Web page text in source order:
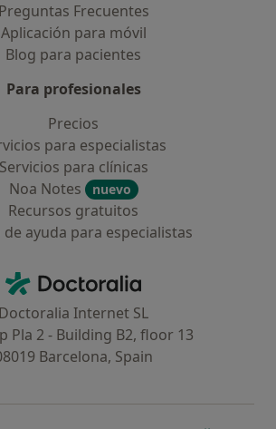
Preguntas Frecuentes
Aplicación para móvil
Blog para pacientes
Para profesionales
Precios
para especialistas
Servicios para clínicas
Noa Notes
nuevo
Recursos gratuitos
de ayuda para especialistas
Doctoralia - Página de inicio
Doctoralia Internet SL
Pla 2 - Building B2, floor 13
Barcelona, Spain